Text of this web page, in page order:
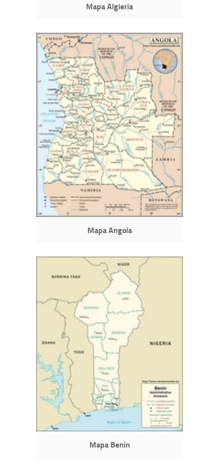
Mapa Algieria
Mapa Angola
Mapa Benin